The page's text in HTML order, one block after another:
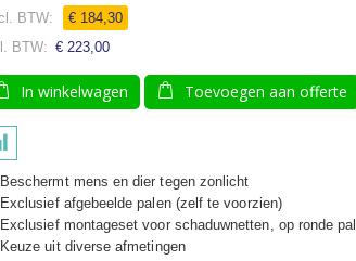
€ 184,30
€ 223,00
In winkelwagen Toevoegen aan offerte
Beschermt mens en dier tegen zonlicht
Exclusief afgebeelde palen (zelf te voorzien)
Exclusief montageset voor schaduwnetten, op ronde
Keuze uit diverse afmetingen